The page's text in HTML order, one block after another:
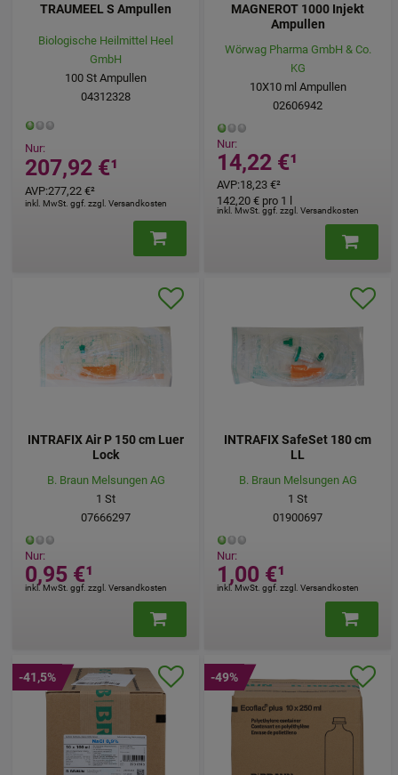
TRAUMEEL S Ampullen
Biologische Heilmittel Heel
GmbH
100 St Ampullen
04312328
Nur:
207,92 €¹
AVP:277,22 €²
inkl. MwSt. ggf. zzgl. Versandkosten
MAGNEROT 1000 Injekt
Ampullen
Wörwag Pharma GmbH & Co.
KG
10X10ml Ampullen
02606942
Nur:
14,22 €¹
AVP:18,23 €²
inkl. MwSt. ggf. zzgl. Versandkosten
142,20 € pro 1 l
INTRAFIX Air P 150 cm Luer
Lock
B. Braun Melsungen AG
1 St
07666297
Nur:
0,95 €¹
inkl. MwSt. ggf. zzgl. Versandkosten
INTRAFIX SafeSet 180 cm
LL
B. Braun Melsungen AG
1 St
01900697
Nur:
1,00 €¹
inkl. MwSt. ggf. zzgl. Versandkosten
-41,5% -49%